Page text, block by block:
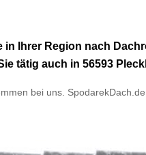
in Ihrer Region nach
tätig auch in 56593
bei uns. SpodarekDach.de